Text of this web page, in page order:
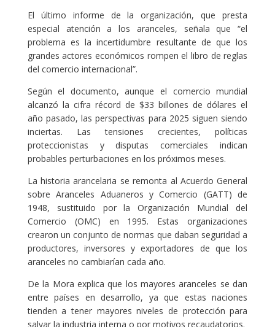
El último informe de la organización, que presta
especial atención a los aranceles, señala que “el
problema es la incertidumbre resultante de que los
grandes actores económicos rompen el libro de reglas
del comercio internacional”.
Según el documento, aunque el comercio mundial
alcanzó la cifra récord de $33 billones de dólares el
año pasado, las perspectivas para 2025 siguen siendo
inciertas. Las tensiones crecientes, políticas
proteccionistas y disputas comerciales indican
probables perturbaciones en los próximos meses.
La historia arancelaria se remonta al Acuerdo General
sobre Aranceles Aduaneros y Comercio (GATT) de
1948, sustituido por la Organización Mundial del
Comercio (OMC) en 1995. Estas organizaciones
crearon un conjunto de normas que daban seguridad a
productores, inversores y exportadores de que los
aranceles no cambiarían cada año.
De la Mora explica que los mayores aranceles se dan
entre países en desarrollo, ya que estas naciones
tienden a tener mayores niveles de protección para
salvar la industria interna o por motivos recaudatorios.